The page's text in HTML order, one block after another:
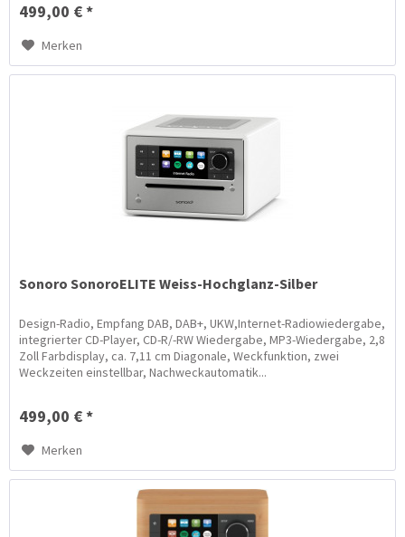
499,00 € *
Merken
Sonoro SonoroELITE Weiss-Hochglanz-Silber
Design-Radio, Empfang DAB, DAB+, UKW,Internet-Radiowiedergabe,
integrierter CD-Player, CD-R/-RW Wiedergabe, MP3-Wiedergabe, 2,8
Zoll Farbdisplay, ca. 7,11 cm Diagonale, Weckfunktion, zwei
Weckzeiten einstellbar, Nachweckautomatik...
499,00 € *
Merken